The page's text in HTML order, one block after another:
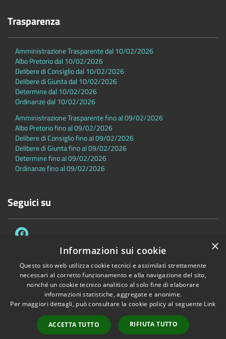
Trasparenza
Amministrazione Trasparente dal 10/02/2026
Albo Pretorio dal 10/02/2026
Delibere di Consiglio dal 10/02/2026
Delibere di Giunta dal 10/02/2026
Determine dal 10/02/2026
Ordinanze dal 10/02/2026
Amministrazione Trasparente fino al 09/02/2026
Albo Pretorio fino al 09/02/2026
Delibere di Consiglio fino al 09/02/2026
Delibere di Giunta fino al 09/02/2026
Determine fino al 09/02/2026
Ordinanze fino al 09/02/2026
Seguici su
Accessibilità Privacy Cookie
Mappa del sito
Dichiarazione di accessibilità
Copyright © 2026 • Comune di Sambuca Pistoiese • Powered by
Municipium•Accesso redazione
×
Informazioni sui cookie
Questo sito web utilizza cookie tecnici e assimilati strettamente
necessari al corretto funzionamento e alla navigazione del sito,
nonché un cookie tecnico analitico al solo fine di elaborare
informazioni statistiche, aggregate e anonime.
Per maggiori dettagli, può consultare la cookie policy al seguente Link
ACCETTA TUTTO RIFIUTA TUTTO